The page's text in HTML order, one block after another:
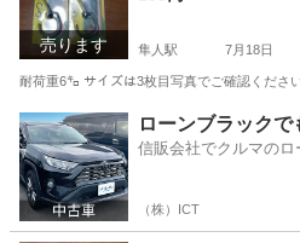
売ります 隼人駅 7月18日
耐荷重6㌔ サイズは3枚目写真でご確認くださ
鹿児島 霧島市 隼人駅 家庭用品
ローンブラック
信販会社でクルマの
（株）ICT